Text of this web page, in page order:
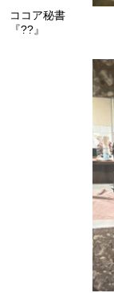
ココア秘書
『??』